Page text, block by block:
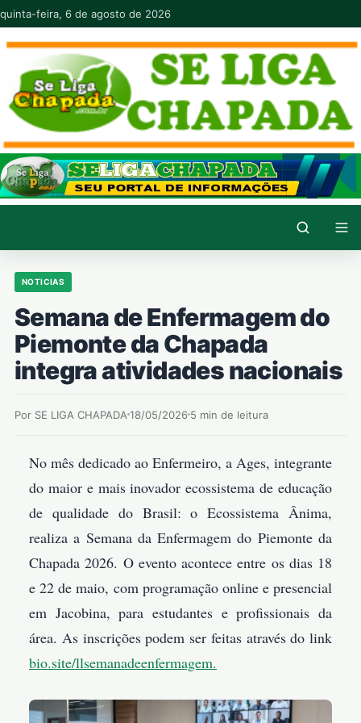
Pular para o conteúdo
quinta-feira, 6 de agosto de 2026
NOTICIAS
Semana de Enfermagem do
Piemonte da Chapada
integra atividades nacionais
Por SE LIGA CHAPADA 18/05/2026 5 min de leitura
No mês dedicado ao Enfermeiro, a Ages, integrante
do maior e mais inovador ecossistema de educação
de qualidade do Brasil: o Ecossistema Ânima,
realiza a Semana da Enfermagem do Piemonte da
Chapada 2026. O evento acontece entre os dias 18
e 22 de maio, com programação online e presencial
em Jacobina, para estudantes e profissionais da
área. As inscrições podem ser feitas através do link
bio.site/llsemanadeenfermagem.